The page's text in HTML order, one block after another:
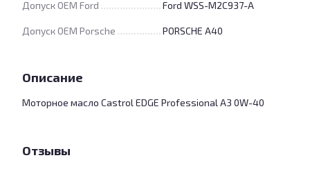
Допуск OEM Ford Ford WSS-M2C937-A
Допуск OEM Porsche PORSCHE A40
Описание
Моторное масло Castrol EDGE Professional A3 0W-40
Отзывы